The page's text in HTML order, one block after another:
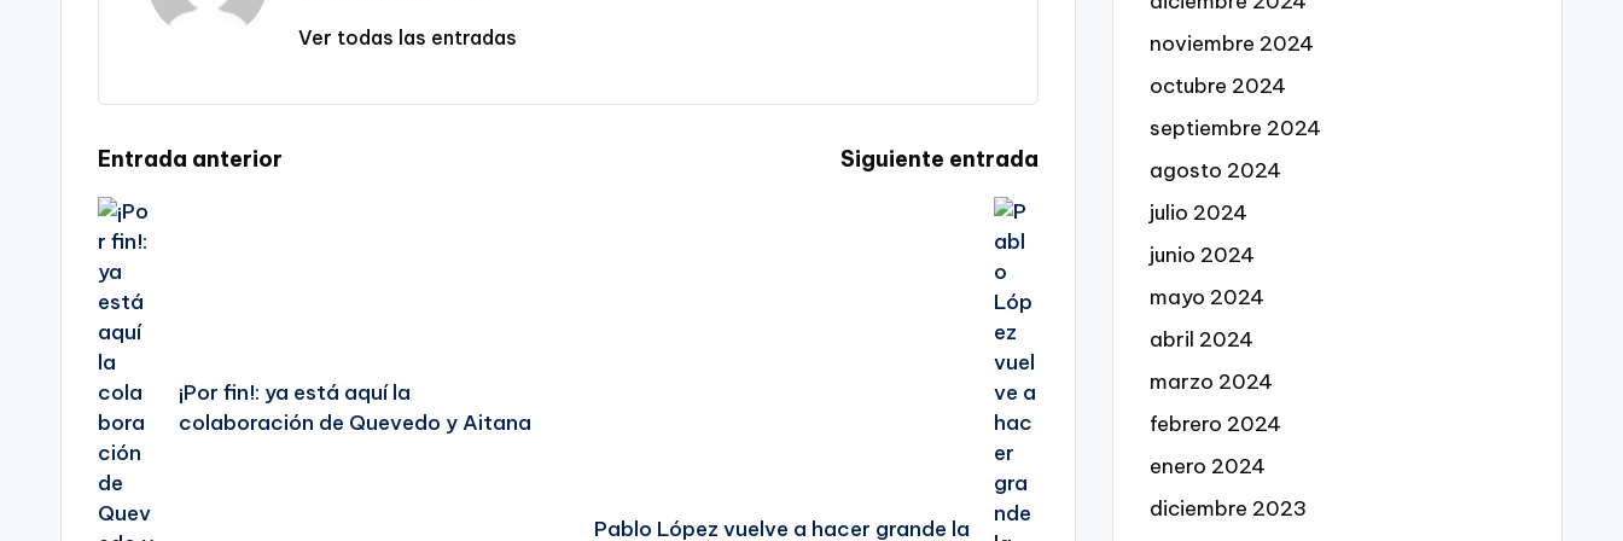
Ver todas las entradas
Navegación
de
entradas
Entrada anterior
¡Por fin!: ya está aquí la
colaboración de Quevedo y Aitana
Siguiente entrada
Pablo López vuelve a hacer grande la
noviembre 2024
octubre 2024
septiembre 2024
agosto 2024
julio 2024
junio 2024
mayo 2024
abril 2024
marzo 2024
febrero 2024
enero 2024
diciembre 2023